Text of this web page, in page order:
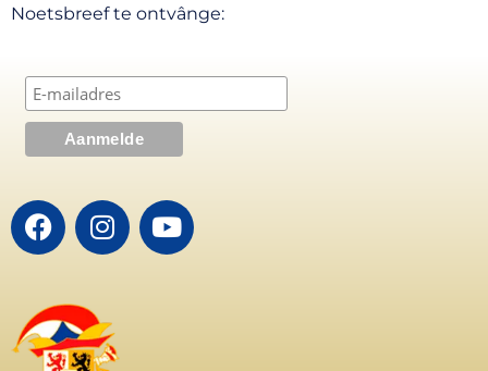
Noetsbreef te ontvânge: